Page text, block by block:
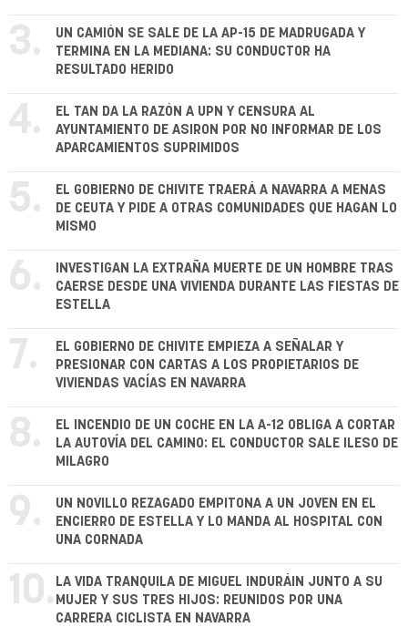
3.
UN CAMIÓN SE SALE DE LA AP-15 DE MADRUGADA Y
TERMINA EN LA MEDIANA: SU CONDUCTOR HA
RESULTADO HERIDO
4.
EL TAN DA LA RAZÓN A UPN Y CENSURA AL
AYUNTAMIENTO DE ASIRON POR NO INFORMAR DE LOS
APARCAMIENTOS SUPRIMIDOS
5.
EL GOBIERNO DE CHIVITE TRAERÁ A NAVARRA A MENAS
DE CEUTA Y PIDE A OTRAS COMUNIDADES QUE HAGAN LO
MISMO
6.
INVESTIGAN LA EXTRAÑA MUERTE DE UN HOMBRE TRAS
CAERSE DESDE UNA VIVIENDA DURANTE LAS FIESTAS DE
ESTELLA
7.
EL GOBIERNO DE CHIVITE EMPIEZA A SEÑALAR Y
PRESIONAR CON CARTAS A LOS PROPIETARIOS DE
VIVIENDAS VACÍAS EN NAVARRA
8.
EL INCENDIO DE UN COCHE EN LA A-12 OBLIGA A CORTAR
LA AUTOVÍA DEL CAMINO: EL CONDUCTOR SALE ILESO DE
MILAGRO
9.
UN NOVILLO REZAGADO EMPITONA A UN JOVEN EN EL
ENCIERRO DE ESTELLA Y LO MANDA AL HOSPITAL CON
UNA CORNADA
10. LA VIDA TRANQUILA DE MIGUEL INDURÁIN JUNTO A SU
MUJER Y SUS TRES HIJOS: REUNIDOS POR UNA
CARRERA CICLISTA EN NAVARRA